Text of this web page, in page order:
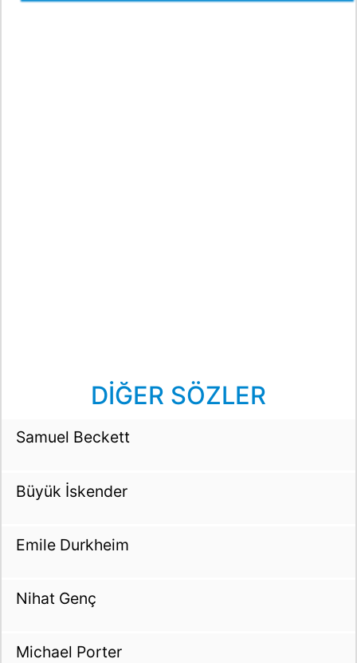
DİĞER SÖZLER
Samuel Beckett
Büyük İskender
Emile Durkheim
Nihat Genç
Michael Porter